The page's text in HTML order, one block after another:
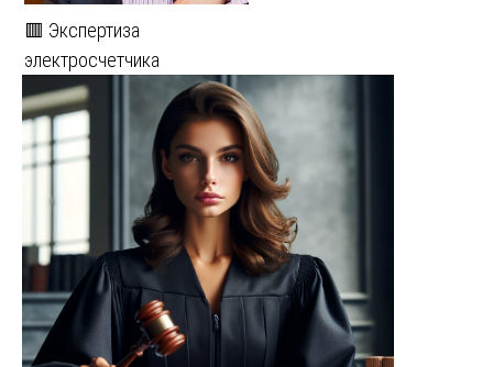
🟥 Экспертиза
электросчетчика